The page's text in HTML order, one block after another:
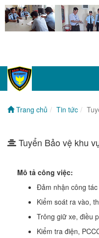
Trang chủ Tin tức
Tuyển Bảo vệ khu
Mô tả công việc:
Đảm nhận công
Kiểm soát ra vào,
Trông giữ xe, điều
Kiểm tra điện,